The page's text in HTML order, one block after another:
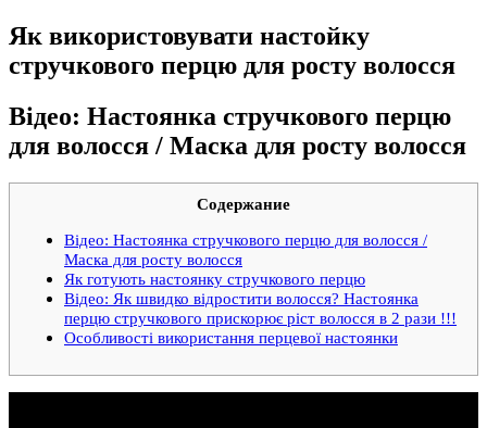
Як використовувати настойку
стручкового перцю для росту волосся
Відео: Настоянка стручкового перцю
для волосся / Маска для росту волосся
Содержание
Відео: Настоянка стручкового перцю для волосся /
Маска для росту волосся
Як готують настоянку стручкового перцю
Відео: Як швидко відростити волосся? Настоянка
перцю стручкового прискорює ріст волосся в 2 рази !!!
Особливості використання перцевої настоянки